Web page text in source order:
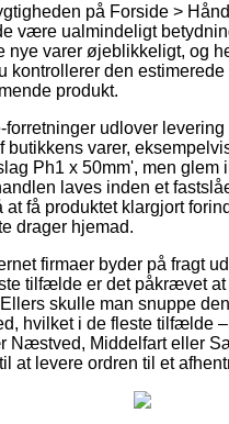
på Forside >
være ualmindeligt
nye varer øjeblikkeligt, og
kontrollerer den
produkt.
forretninger udlover
butikkens varer,
Ph1 x 50mm', men glem
laves inden et
at få produktet klargjort
drager hjemad.
firmaer byder på fragt
tilfælde er det påkrævet at
skulle man snuppe
hvilket i de fleste tilfælde
Næstved, Middelfart eller
at levere ordren til et